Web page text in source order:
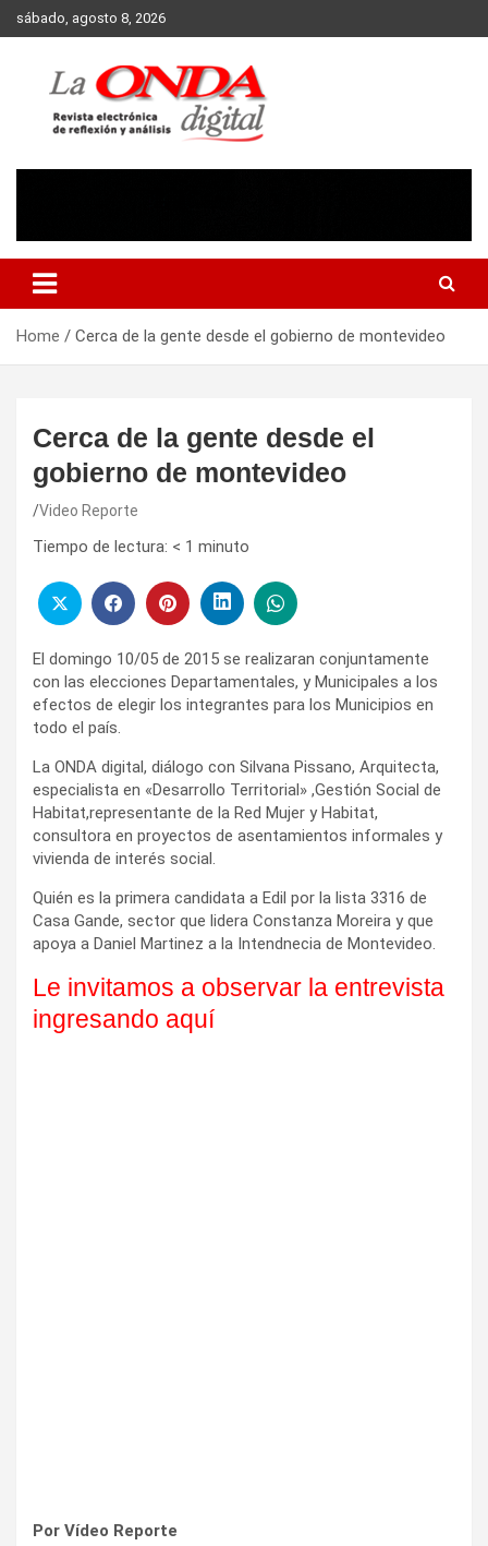
Skip
to
sábado, agosto 8, 2026
Home Cerca de la gente desde el gobierno de montevideo
Cerca de la gente desde el
gobierno de montevideo
Video Reporte
Tiempo de lectura: < 1 minuto
El domingo 10/05 de 2015 se realizaran conjuntamente
con las elecciones Departamentales, y Municipales a los
efectos de elegir los integrantes para los Municipios en
todo el país.
La ONDA digital, diálogo con Silvana Pissano, Arquitecta,
especialista en «Desarrollo Territorial» ,Gestión Social de
Habitat,representante de la Red Mujer y Habitat,
consultora en proyectos de asentamientos informales y
vivienda de interés social.
Quién es la primera candidata a Edil por la lista 3316 de
Casa Gande, sector que lidera Constanza Moreira y que
apoya a Daniel Martinez a la Intendnecia de Montevideo.
Le invitamos a observar la entrevista
ingresando aquí
Por Vídeo Reporte